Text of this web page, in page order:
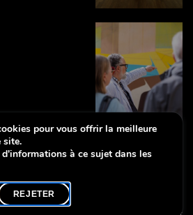
Museum. Tous droits réservés
pour vous offrir la meilleure
site.
à ce sujet dans les
REJETER